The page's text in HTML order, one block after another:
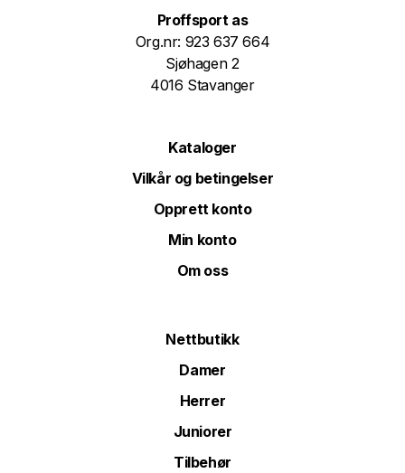
Proffsport as
Org.nr: 923 637 664
Sjøhagen 2
4016 Stavanger
Kataloger
Vilkår og betingelser
Opprett konto
Min konto
Om oss
Nettbutikk
Damer
Herrer
Juniorer
Tilbehør